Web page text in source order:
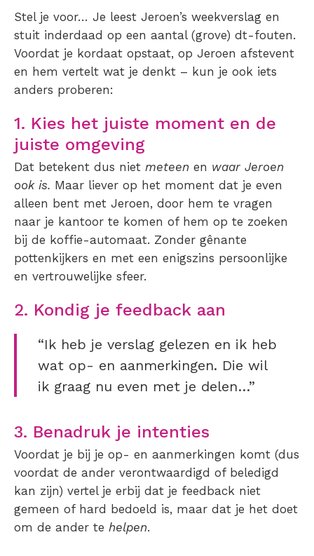
Stel je voor… Je leest Jeroen’s weekverslag en
stuit inderdaad op een aantal (grove) dt-fouten.
Voordat je kordaat opstaat, op Jeroen afstevent
en hem vertelt wat je denkt – kun je ook iets
anders proberen:
1. Kies het juiste moment en de
juiste omgeving
Dat betekent dus niet meteen en waar Jeroen
ook is. Maar liever op het moment dat je even
alleen bent met Jeroen, door hem te vragen
naar je kantoor te komen of hem op te zoeken
bij de koffie-automaat. Zonder gênante
pottenkijkers en met een enigszins persoonlijke
en vertrouwelijke sfeer.
2. Kondig je feedback aan
“Ik heb je verslag gelezen en ik heb
wat op- en aanmerkingen. Die wil
ik graag nu even met je delen…”
3. Benadruk je intenties
Voordat je bij je op- en aanmerkingen komt (dus
voordat de ander verontwaardigd of beledigd
kan zijn) vertel je erbij dat je feedback niet
gemeen of hard bedoeld is, maar dat je het doet
om de ander te helpen.